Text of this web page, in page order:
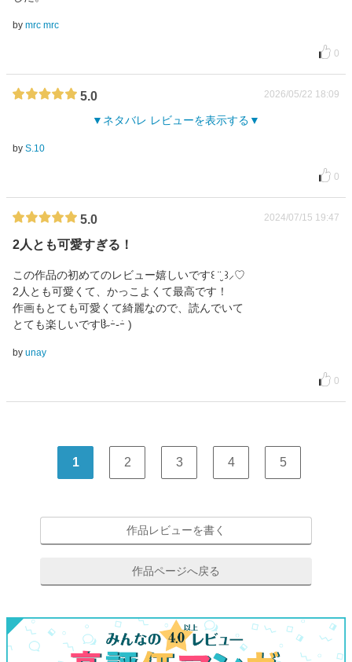
by mrc mrc
0
5.0 2026/05/22 18:09
ネタバレ レビューを表示する
by S.10
0
5.0 2024/07/15 19:47
2人とも可愛すぎる！
この作品の初めてのレビュー嬉しいです꒰ ¨̮ ꒱⸝♡
2人とも可愛くて、かっこよくて最高です！
作画もとても可愛くて綺麗なので、読んでいて
とても楽しいですჱ̒˶ｰ̀֊ｰ́ )
by unay
0
1 2 3 4 5
作品レビューを書く
作品ページへ戻る